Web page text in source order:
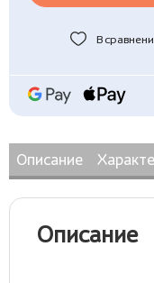
В
Описание
Описание